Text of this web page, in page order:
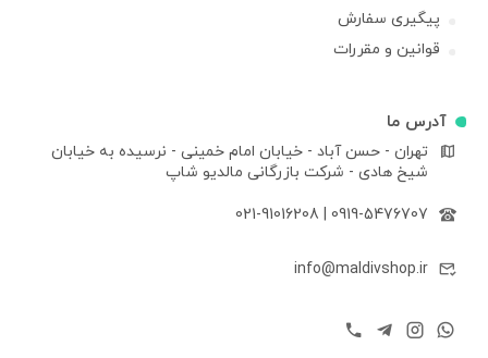
پیگیری سفارش
قوانین و مقررات
آدرس ما
تهران - حسن آباد - خیابان امام خمینی - نرسیده به خیابان
شیخ هادی - شرکت بازرگانی مالدیو شاپ
0919-5476707
021-91016208
info@maldivshop.ir